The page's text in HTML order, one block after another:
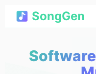
SongGen